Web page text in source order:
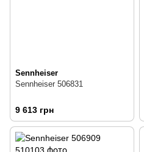
Sennheiser
Sennheiser 506831
9 613 грн